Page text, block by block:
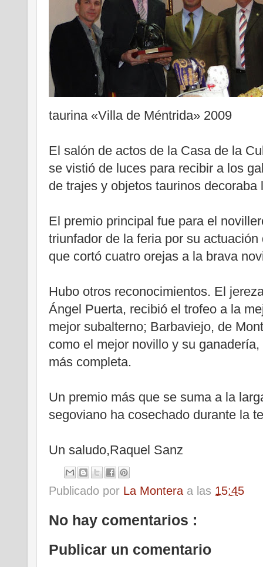
taurina «Villa de Méntrida» 2009
El salón de actos de la Casa de la
se vistió de luces para recibir a los
de trajes y objetos taurinos decoraba
El premio principal fue para el
triunfador de la feria por su
que cortó cuatro orejas a la brava
Hubo otros reconocimientos. El
Ángel Puerta, recibió el trofeo a la
mejor subalterno; Barbaviejo, de
como el mejor novillo y su
más completa.
Un premio más que se suma a la
segoviano ha cosechado durante la
Un saludo,Raquel Sanz
Publicado por La Montera a las 15:45
No hay comentarios :
Publicar un comentario